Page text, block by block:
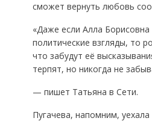
сможет вернуть любовь
«Даже если Алла
политические взгляды, то
что забудут её
терпят, но никогда не
— пишет Татьяна в Сети.
Пугачева, напомним,